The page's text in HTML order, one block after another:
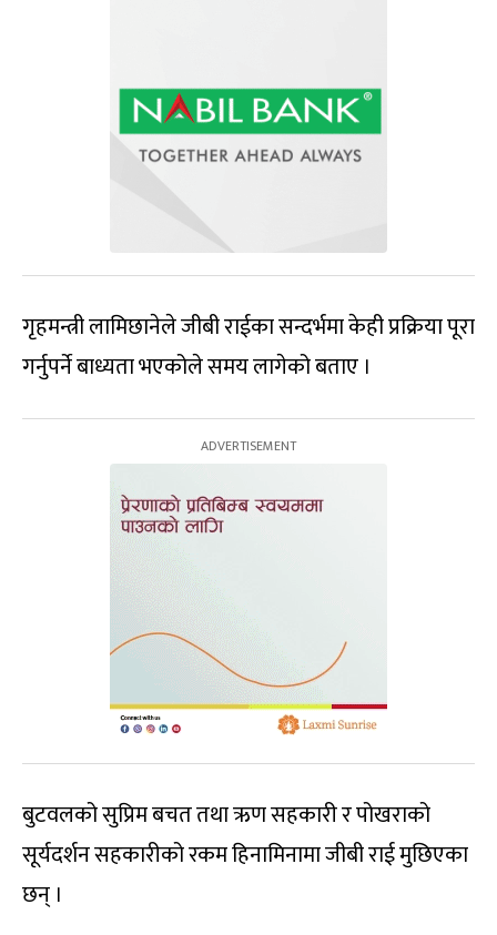
गृहमन्त्री लामिछानेले जीबी राईका सन्दर्भमा केही प्रक्रिया पूरा
गर्नुपर्ने बाध्यता भएकोले समय लागेको बताए ।
बुटवलको सुप्रिम बचत तथा ऋण सहकारी र पोखराको
सूर्यदर्शन सहकारीको रकम हिनामिनामा जीबी राई मुछिएका
छन् ।